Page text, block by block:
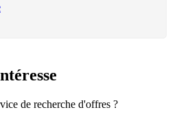
de recherche d'offres ?